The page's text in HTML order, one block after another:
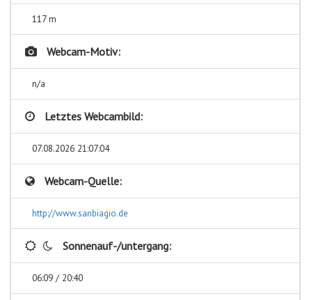
117 m
Webcam-Motiv:
n/a
Letztes Webcambild:
07.08.2026 21:07:04
Webcam-Quelle:
http://www.sanbiagio.de
Sonnenauf-/untergang:
06:09 / 20:40